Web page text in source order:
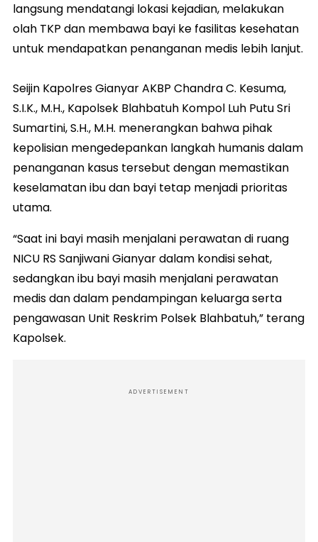
langsung mendatangi lokasi kejadian, melakukan
olah TKP dan membawa bayi ke fasilitas kesehatan
untuk mendapatkan penanganan medis lebih lanjut.
Seijin Kapolres Gianyar AKBP Chandra C. Kesuma,
S.I.K., M.H., Kapolsek Blahbatuh Kompol Luh Putu Sri
Sumartini, S.H., M.H. menerangkan bahwa pihak
kepolisian mengedepankan langkah humanis dalam
penanganan kasus tersebut dengan memastikan
keselamatan ibu dan bayi tetap menjadi prioritas
utama.
“Saat ini bayi masih menjalani perawatan di ruang
NICU RS Sanjiwani Gianyar dalam kondisi sehat,
sedangkan ibu bayi masih menjalani perawatan
medis dan dalam pendampingan keluarga serta
pengawasan Unit Reskrim Polsek Blahbatuh,” terang
Kapolsek.
ADVERTISEMENT